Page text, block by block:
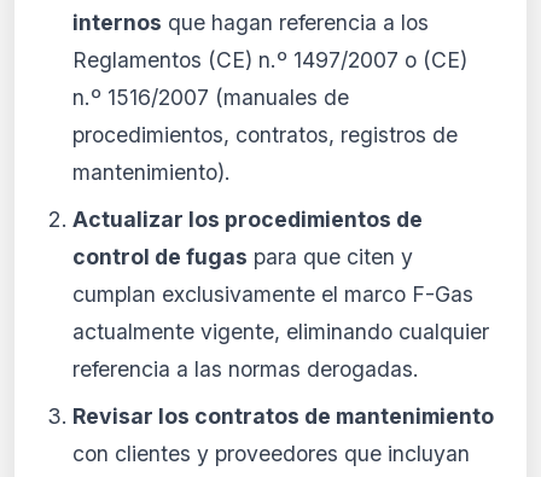
internos que hagan referencia a los
Reglamentos (CE) n.º 1497/2007 o (CE)
n.º 1516/2007 (manuales de
procedimientos, contratos, registros de
mantenimiento).
Actualizar los procedimientos de
control de fugas para que citen y
cumplan exclusivamente el marco F-Gas
actualmente vigente, eliminando cualquier
referencia a las normas derogadas.
Revisar los contratos de mantenimiento
con clientes y proveedores que incluyan